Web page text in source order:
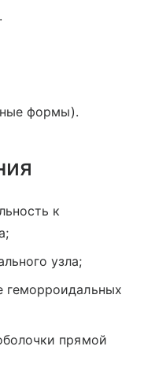
формы).
к
узла;
геморроидальных
прямой